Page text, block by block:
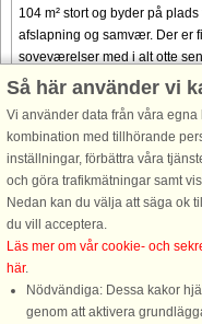
104 m² stort og byder på
afslapning og samvær. Der er
soveværelser med i alt otte
fordelt mellem hovedhuset og
från 11.386 SEK
Så här använder vi
Vi använder data från våra
kombination med tillhörande
inställningar, förbättra våra
och göra trafikmätningar samt
Nedan kan du välja att säga ok
du vill acceptera.
Läs mer om vår cookie- och
här.
Nödvändiga: Dessa kakor
genom att aktivera